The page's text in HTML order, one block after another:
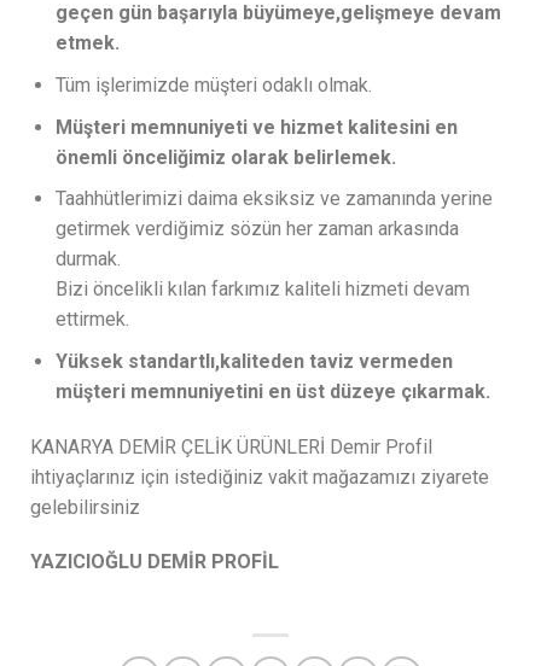
geçen gün başarıyla büyümeye,gelişmeye devam
etmek.
Tüm işlerimizde müşteri odaklı olmak.
Müşteri memnuniyeti ve hizmet kalitesini en
önemli önceliğimiz olarak belirlemek.
Taahhütlerimizi daima eksiksiz ve zamanında yerine
getirmek verdiğimiz sözün her zaman arkasında
durmak.
Bizi öncelikli kılan farkımız kaliteli hizmeti devam
ettirmek.
Yüksek standartlı,kaliteden taviz vermeden
müşteri memnuniyetini en üst düzeye çıkarmak.
KANARYA DEMİR ÇELİK ÜRÜNLERİ Demir Profil
ihtiyaçlarınız için istediğiniz vakit mağazamızı ziyarete
gelebilirsiniz
YAZICIOĞLU DEMİR PROFİL